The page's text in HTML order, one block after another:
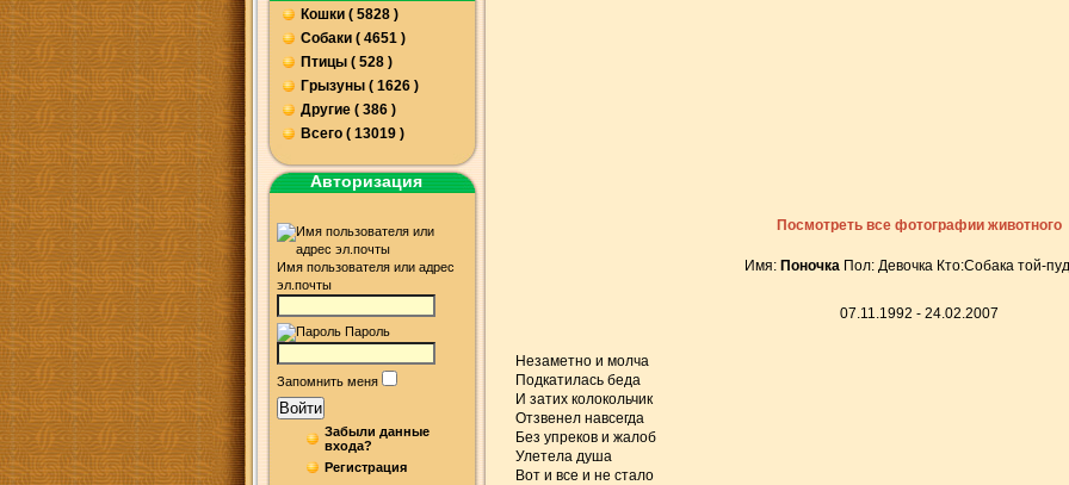
Кошки ( 5828 )
Собаки ( 4651 )
Птицы ( 528 )
Грызуны ( 1626 )
Другие ( 386 )
Всего ( 13019 )
Авторизация
Имя пользователя или адрес
эл.почты
Пароль
Запомнить меня
Войти
Забыли данные
входа?
Регистрация
Посмотреть все фотографии животного
Имя: Поночка Пол: Девочка Кто:Собака той-
07.11.1992 - 24.02.2007
Незаметно и молча
Подкатилась беда
И затих колокольчик
Отзвенел навсегда
Без упреков и жалоб
Улетела душа
Вот и все и не стало